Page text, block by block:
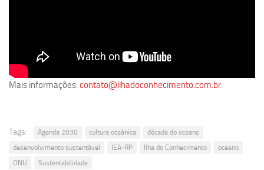
Mais informações:contato@ilhadoconhecimento.com.br.
Tags: Agenda 2030 cultura oceânica
década do oceano
desenvolvimento sustentável
IEA-RP Ilha do Conhecimento
oceano
ONU
Sustentabilidade